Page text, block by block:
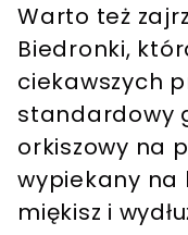
Warto też
Biedronki,
ciekawszych
standardowy
orkiszowy na
wypiekany na
miękisz i